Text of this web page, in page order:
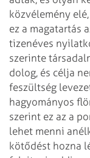
közvélemény
ez a magatartás
tizenéves
szerinte
dolog, és célja
feszültség
hagyományos
szerint ez az a
lehet menni
kötődést hozna